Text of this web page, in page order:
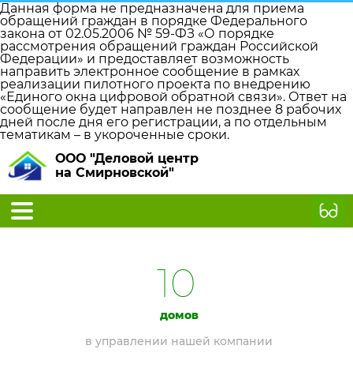
Данная форма не предназначена для приема
обращений граждан в порядке Федерального
закона от 02.05.2006 № 59-ФЗ «О порядке
рассмотрения обращений граждан Российской
Федерации» и предоставляет возможность
направить электронное сообщение в рамках
реализации пилотного проекта по внедрению
«Единого окна цифровой обратной связи». Ответ на
сообщение будет направлен не позднее 8 рабочих
дней после дня его регистрации, а по отдельным
тематикам – в укороченные сроки.
ООО "Деловой центр
на Смирновской"
10
домов
в управлении нашей компании